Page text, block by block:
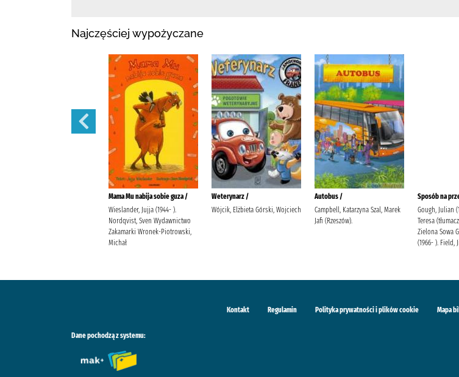
Najczęściej wypożyczane
Mama Mu nabija sobie guza /
Wieslander, Jujja (1944- ).
Nordqvist, Sven Wydawnictwo
Zakamarki Wronek-Piotrowski,
Michał
Weterynarz /
Wójcik, Elżbieta Górski, Wojciech
Autobus /
Campbell, Katarzyna Szal, Marek
Jafi (Rzeszów).
Sposób na
Gough, Julian
Teresa
Zielona Sowa
(1966- ). Field,
Kontakt Regulamin Polityka prywatności i plików cookie Mapa
Dane pochodzą z systemu: